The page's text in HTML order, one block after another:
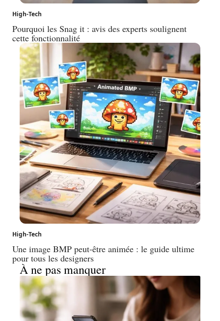
High-Tech
Pourquoi les Snag it : avis des experts soulignent
cette fonctionnalité
High-Tech
Une image BMP peut-être animée : le guide ultime
pour tous les designers
À ne pas manquer